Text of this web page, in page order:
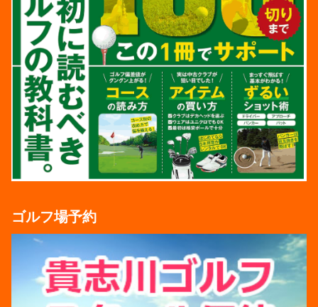
ゴルフ場予約